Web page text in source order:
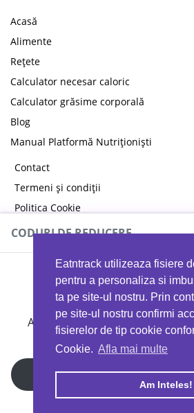
Eatntrack utilizeaza fisiere
pentru a personaliza si
ta pe site-ul nostru. Prin
pe site-ul nostru confirmi
fisierelor de tip cookie
Cookie. Afla mai multe
Am Inteles!
Acasă
Alimente
Rețete
Calculator necesar caloric
Calculator grăsime corporală
Blog
Manual Platformă Nutriționiști
Contact
Termeni și condiții
Politica Cookie
Politica de confidențialitate
Copyright © 2026 EAT & TRACK S.R.L
CODURI DE REDUCERE
Ai 40%reducere la orice
EATTRACK
Profită acum